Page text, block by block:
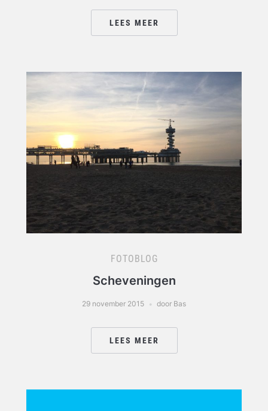
LEES MEER
FOTOBLOG
Scheveningen
29 november 2015 door Bas
LEES MEER